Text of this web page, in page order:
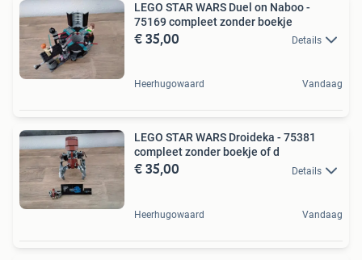
LEGO STAR WARS Duel on Naboo -
75169 compleet zonder boekje
€ 35,00 Details
Heerhugowaard Vandaag
LEGO STAR WARS Droideka - 75381
compleet zonder boekje of d
€ 35,00 Details
Heerhugowaard Vandaag